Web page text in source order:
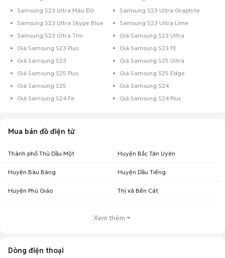
Samsung S23 Ultra Màu Đỏ
Samsung S23 Ultra Graphite
Samsung S23 Ultra Skype Blue
Samsung S23 Ultra Lime
Samsung S23 Ultra Tím
Giá Samsung S23 Ultra
Giá Samsung S23 Plus
Giá Samsung S23 FE
Giá Samsung S23
Giá Samsung S25 Ultra
Giá Samsung S25 Plus
Giá Samsung S25 Edge
Giá Samsung S25
Giá Samsung S24
Giá Samsung S24 Fe
Giá Samsung S24 Plus
Mua bán đồ điện tử
Thành phố Thủ Dầu Một Huyện Bắc Tân Uyên
Huyện Bàu Bàng Huyện Dầu Tiếng
Huyện Phú Giáo Thị xã Bến Cát
Xem thêm
Dòng điện thoại